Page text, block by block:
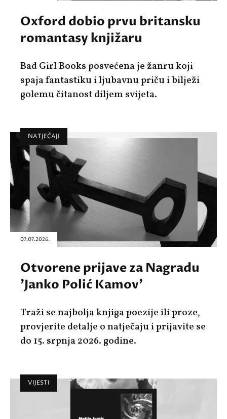
Oxford dobio prvu britansku
romantasy knjižaru
Bad Girl Books posvećena je žanru koji
spaja fantastiku i ljubavnu priču i bilježi
golemu čitanost diljem svijeta.
NATJEČAJI
07.07.2026.
Otvorene prijave za Nagradu
'Janko Polić Kamov'
Traži se najbolja knjiga poezije ili proze,
provjerite detalje o natječaju i prijavite se
do 15. srpnja 2026. godine.
VIJESTI